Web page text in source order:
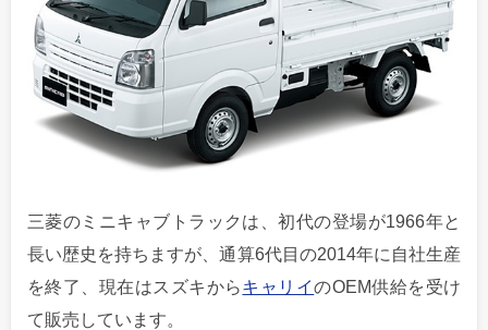
三菱のミニキャブトラックは、初代の登場が1966年と
長い歴史を持ちますが、通算6代目の2014年に自社生産
を終了、現在はスズキからキャリイのOEM供給を受け
て販売しています。